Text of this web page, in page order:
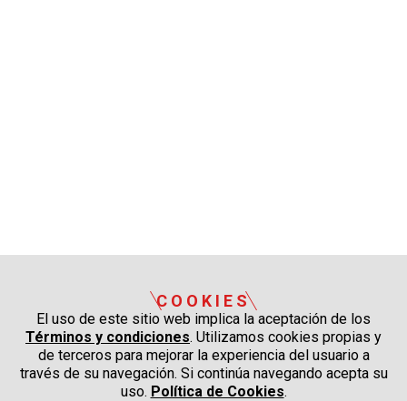
COOKIES
El uso de este sitio web implica la aceptación de los
Términos y condiciones. Utilizamos cookies propias y
de terceros para mejorar la experiencia del usuario a
través de su navegación. Si continúa navegando acepta su
uso. Política de Cookies.